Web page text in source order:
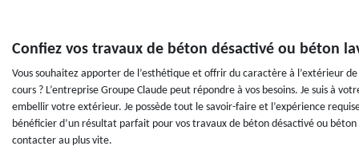
Confiez vos travaux de béton désactivé ou béton
Vous souhaitez apporter de l’esthétique et offrir du caractère à l’extérieur
cours ? L’entreprise Groupe Claude peut répondre à vos besoins. Je suis à
embellir votre extérieur. Je possède tout le savoir-faire et l’expérience
bénéficier d’un résultat parfait pour vos travaux de béton désactivé ou béton
contacter au plus vite.